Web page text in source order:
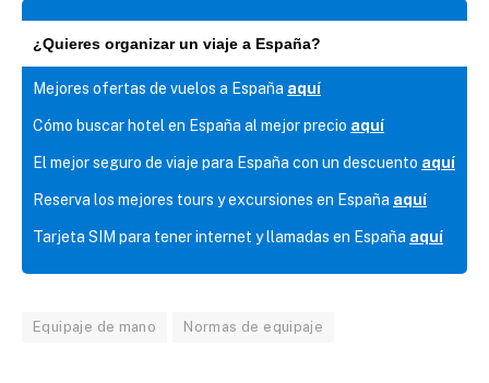
¿Quieres organizar un viaje a España?
Mejores ofertas de vuelos a España aquí
Cómo buscar hotel en España al mejor precio aquí
El mejor seguro de viaje para España con un descuento aquí
Reserva los mejores tours y excursiones en España aquí
Tarjeta SIM para tener internet y llamadas en España aquí
Equipaje de mano Normas de equipaje